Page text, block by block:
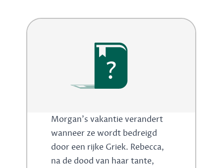
?
Morgan's vakantie verandert
wanneer ze wordt bedreigd
door een rijke Griek. Rebecca,
na de dood van haar tante,